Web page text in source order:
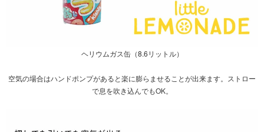
ヘリウムガス缶（8.6リットル）
空気の場合はハンドポンプがあると楽に膨らませることが出来ます。ストロー
で息を吹き込んでもOK。